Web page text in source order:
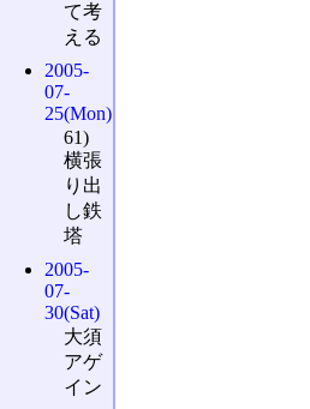
て考
える
2005-
07-
25(Mon)
61)
横張
り出
し鉄
塔
2005-
07-
30(Sat)
大須
アゲ
イン